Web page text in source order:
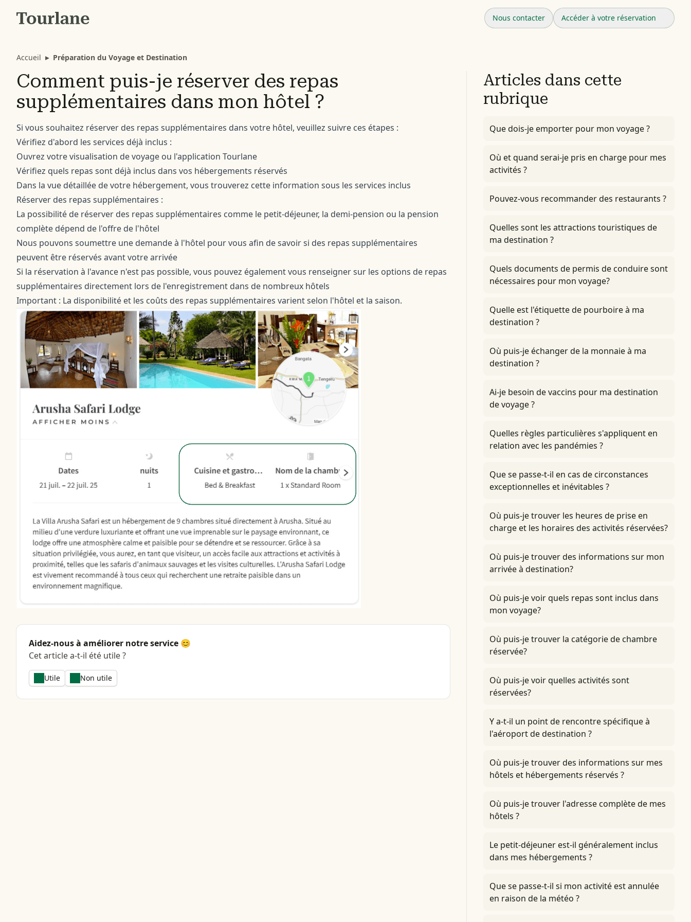
Nous contacter Accéder à votre réservation
Accueil ▸ Préparation du Voyage et Destination
Comment puis-je réserver des repas
supplémentaires dans mon hôtel ?
Si vous souhaitez réserver des repas supplémentaires dans votre hôtel, veuillez suivre ces étapes :
Vérifiez d'abord les services déjà inclus :
Ouvrez votre visualisation de voyage ou l'application Tourlane
Vérifiez quels repas sont déjà inclus dans vos hébergements réservés
Dans la vue détaillée de votre hébergement, vous trouverez cette information sous les services inclus
Réserver des repas supplémentaires :
La possibilité de réserver des repas supplémentaires comme le petit-déjeuner, la demi-pension ou la pension
complète dépend de l'offre de l'hôtel
Nous pouvons soumettre une demande à l'hôtel pour vous afin de savoir si des repas supplémentaires
peuvent être réservés avant votre arrivée
Si la réservation à l'avance n'est pas possible, vous pouvez également vous renseigner sur les options de repas
supplémentaires directement lors de l'enregistrement dans de nombreux hôtels
Important : La disponibilité et les coûts des repas supplémentaires varient selon l'hôtel et la saison.
Aidez-nous à améliorer notre service 😊
Cet article a-t-il été utile ?
Utile Non utile
Articles dans cette
rubrique
Que dois-je emporter pour mon voyage ?
Où et quand serai-je pris en charge pour mes
activités ?
Pouvez-vous recommander des restaurants ?
Quelles sont les attractions touristiques de
ma destination ?
Quels documents de permis de conduire sont
nécessaires pour mon voyage?
Quelle est l'étiquette de pourboire à ma
destination ?
Où puis-je échanger de la monnaie à ma
destination ?
Ai-je besoin de vaccins pour ma destination
de voyage ?
Quelles règles particulières s'appliquent en
relation avec les pandémies ?
Que se passe-t-il en cas de circonstances
exceptionnelles et inévitables ?
Où puis-je trouver les heures de prise en
charge et les horaires des activités réservées?
Où puis-je trouver des informations sur mon
arrivée à destination?
Où puis-je voir quels repas sont inclus dans
mon voyage?
Où puis-je trouver la catégorie de chambre
réservée?
Où puis-je voir quelles activités sont
réservées?
Y a-t-il un point de rencontre spécifique à
l'aéroport de destination ?
Où puis-je trouver des informations sur mes
hôtels et hébergements réservés ?
Où puis-je trouver l'adresse complète de mes
hôtels ?
Le petit-déjeuner est-il généralement inclus
dans mes hébergements ?
Que se passe-t-il si mon activité est annulée
en raison de la météo ?